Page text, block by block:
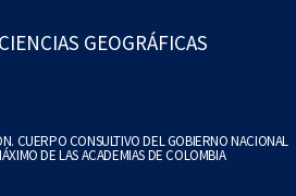
GEOGRÁFICAS
CUERPO CONSULTIVO DEL GOBIERNO NACIONAL
DE LAS ACADEMIAS DE COLOMBIA